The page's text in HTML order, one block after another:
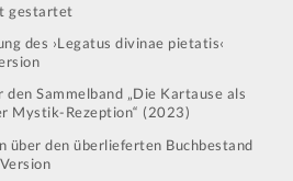
gestartet
des ›Legatus divinae pietatis‹
Sammelband „Die Kartause als
Mystik-Rezeption“ (2023)
den überlieferten Buchbestand